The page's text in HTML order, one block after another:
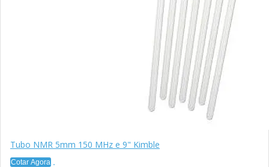
Tubo NMR 5mm 150 MHz e 9" Kimble
Cotar Agora